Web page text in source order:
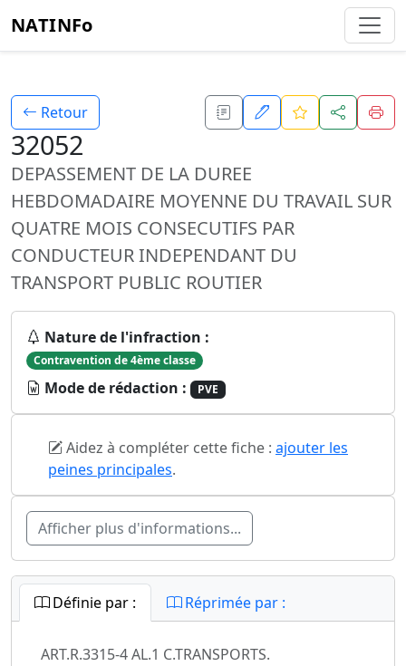
NATINFo
Retour
32052
DEPASSEMENT DE LA DUREE
HEBDOMADAIRE MOYENNE DU TRAVAIL SUR
QUATRE MOIS CONSECUTIFS PAR
CONDUCTEUR INDEPENDANT DU
TRANSPORT PUBLIC ROUTIER
Nature de l'infraction :
Contravention de 4ème classe
Mode de rédaction : PVE
Aidez à compléter cette fiche : ajouter les
peines principales.
Afficher plus d'informations...
Définie par : Réprimée par :
ART.R.3315-4 AL.1 C.TRANSPORTS.